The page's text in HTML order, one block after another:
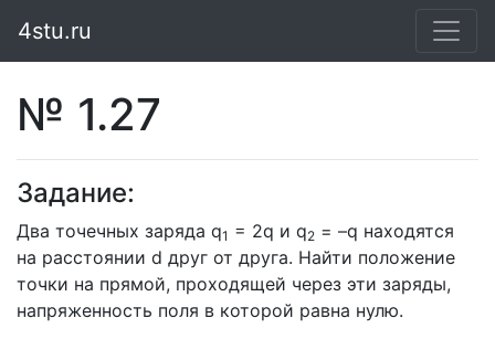
4stu.ru
№ 1.27
Задание:
Два точечных заряда q1 = 2q и q2 = –q находятся
на расстоянии d друг от друга. Найти положение
точки на прямой, проходящей через эти заряды,
напряженность поля в которой равна нулю.